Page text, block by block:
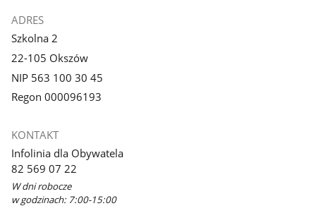
ADRES
Szkolna 2
22-105 Okszów
NIP 563 100 30 45
Regon 000096193
KONTAKT
Infolinia dla Obywatela
82 569 07 22
W dni robocze
w godzinach: 7:00-15:00